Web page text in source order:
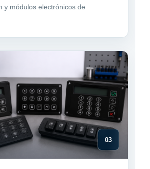
y módulos electrónicos de
03